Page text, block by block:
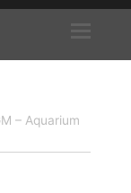
– Aquarium